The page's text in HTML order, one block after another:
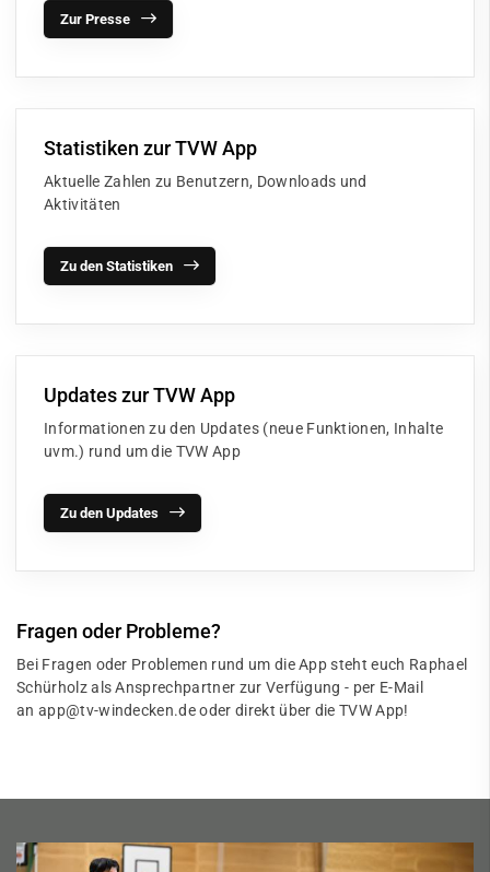
Zur Presse
Statistiken zur TVW App
Aktuelle Zahlen zu Benutzern, Downloads und
Aktivitäten
Zu den Statistiken
Updates zur TVW App
Informationen zu den Updates (neue Funktionen, Inhalte
uvm.) rund um die TVW App
Zu den Updates
Fragen oder Probleme?
Bei Fragen oder Problemen rund um die App steht euch Raphael
Schürholz als Ansprechpartner zur Verfügung - per E-Mail
an app@tv-windecken.deoder direkt über die TVW App!